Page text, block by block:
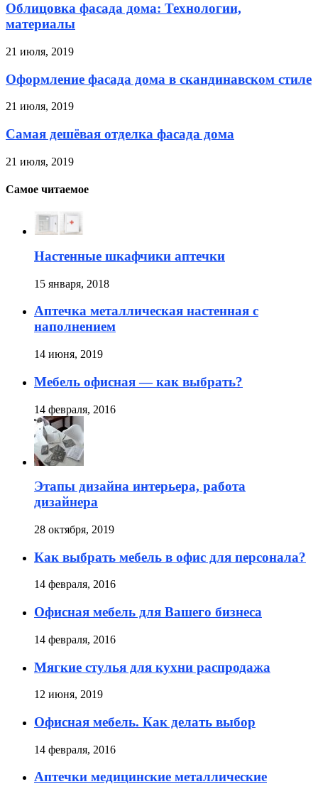
Облицовка фасада дома: Технологии,
материалы
21 июля, 2019
Оформление фасада дома в скандинавском стиле
21 июля, 2019
Самая дешёвая отделка фасада дома
21 июля, 2019
Самое читаемое
Настенные шкафчики аптечки
15 января, 2018
Аптечка металлическая настенная с
наполнением
14 июня, 2019
Мебель офисная — как выбрать?
14 февраля, 2016
Этапы дизайна интерьера, работа
дизайнера
28 октября, 2019
Как выбрать мебель в офис для персонала?
14 февраля, 2016
Офисная мебель для Вашего бизнеса
14 февраля, 2016
Мягкие стулья для кухни распродажа
12 июня, 2019
Офисная мебель. Как делать выбор
14 февраля, 2016
Аптечки медицинские металлические